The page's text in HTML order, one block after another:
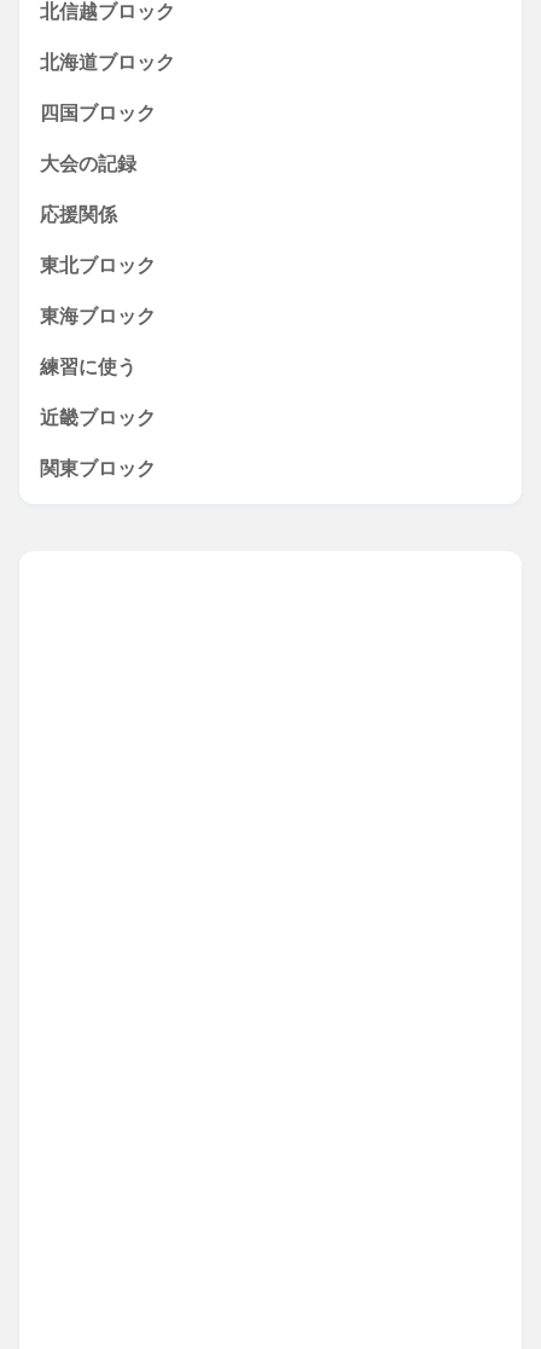
北信越ブロック
北海道ブロック
四国ブロック
大会の記録
応援関係
東北ブロック
東海ブロック
練習に使う
近畿ブロック
関東ブロック